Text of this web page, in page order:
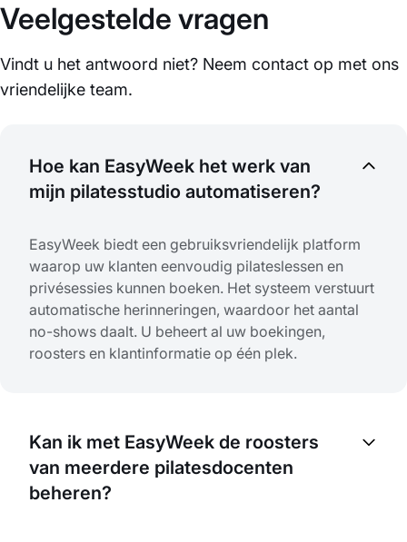
Veelgestelde vragen
Vindt u het antwoord niet? Neem contact op met ons
vriendelijke team.
Hoe kan EasyWeek het werk van
mijn pilatesstudio automatiseren?
EasyWeek biedt een gebruiksvriendelijk platform
waarop uw klanten eenvoudig pilateslessen en
privésessies kunnen boeken. Het systeem verstuurt
automatische herinneringen, waardoor het aantal
no-shows daalt. U beheert al uw boekingen,
roosters en klantinformatie op één plek.
Kan ik met EasyWeek de roosters
van meerdere pilatesdocenten
beheren?